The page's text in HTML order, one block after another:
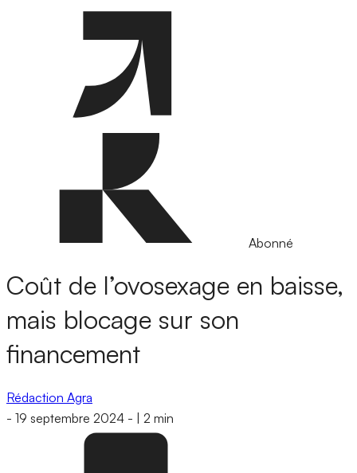
Abonné
Coût de l’ovosexage en baisse,
mais blocage sur son
financement
Rédaction Agra
- 19 septembre 2024 - 2 min